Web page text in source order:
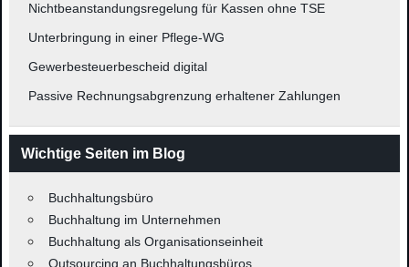
Nichtbeanstandungsregelung für Kassen ohne TSE
Unterbringung in einer Pflege-WG
Gewerbesteuerbescheid digital
Passive Rechnungsabgrenzung erhaltener Zahlungen
Wichtige Seiten im Blog
Buchhaltungsbüro
Buchhaltung im Unternehmen
Buchhaltung als Organisationseinheit
Outsourcing an Buchhaltungsbüros